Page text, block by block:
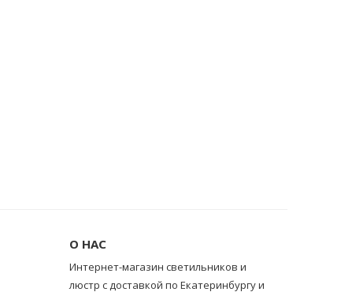
О НАС
Интернет-магазин светильников и
люстр с доставкой по Екатеринбургу и